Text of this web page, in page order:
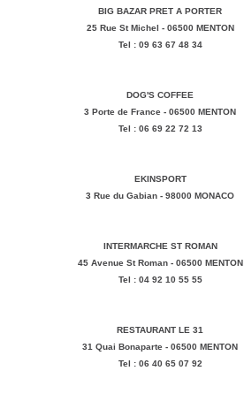
BIG BAZAR PRET A PORTER
25 Rue St Michel - 06500 MENTON
Tel : 09 63 67 48 34
DOG'S COFFEE
3 Porte de France - 06500 MENTON
Tel : 06 69 22 72 13
EKINSPORT
3 Rue du Gabian - 98000 MONACO
INTERMARCHE ST ROMAN
45 Avenue St Roman - 06500 MENTON
Tel : 04 92 10 55 55
RESTAURANT LE 31
31 Quai Bonaparte - 06500 MENTON
Tel : 06 40 65 07 92